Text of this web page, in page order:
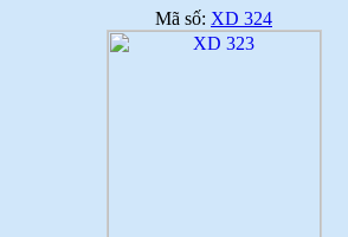
Mã số: XD 324